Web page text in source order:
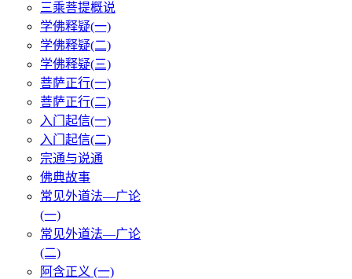
三乘菩提概说
学佛释疑(一)
学佛释疑(二)
学佛释疑(三)
菩萨正行(一)
菩萨正行(二)
入门起信(一)
入门起信(二)
宗通与说通
佛典故事
常见外道法—广论
(一)
常见外道法—广论
(二)
阿含正义 (一)